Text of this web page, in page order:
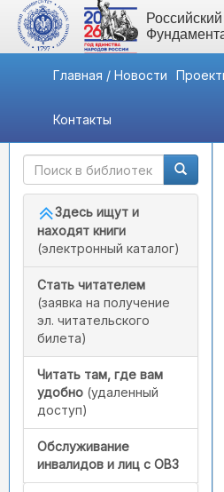
Главная / Новости
Контакты
Быстрый доступ
Здесь ищут и
находят книги
(электронный каталог)
Стать читателем
(заявка на получение
эл. читательского
билета)
Читать там, где вам
удобно (удаленный
доступ)
Обслуживание
инвалидов и лиц с ОВЗ